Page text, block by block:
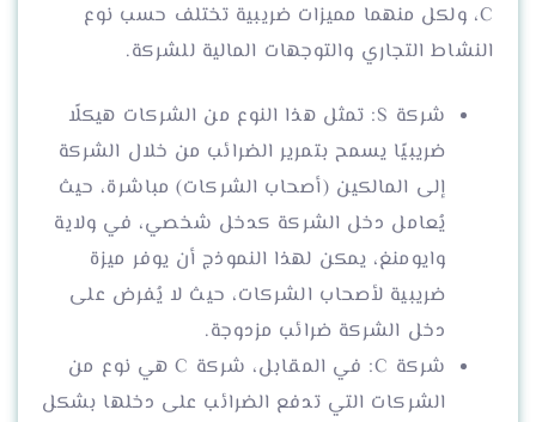
C، ولكل منهما مميزات ضريبية تختلف حسب نوع
النشاط التجاري والتوجهات المالية للشركة.
شركة S: تمثل هذا النوع من الشركات هيكلًا
ضريبيًا يسمح بتمرير الضرائب من خلال الشركة
إلى المالكين (أصحاب الشركات) مباشرة، حيث
يُعامل دخل الشركة كدخل شخصي، في ولاية
وايومنغ، يمكن لهذا النموذج أن يوفر ميزة
ضريبية لأصحاب الشركات، حيث لا يُفرض على
دخل الشركة ضرائب مزدوجة.
شركة C: في المقابل، شركة C هي نوع من
الشركات التي تدفع الضرائب على دخلها بشكل